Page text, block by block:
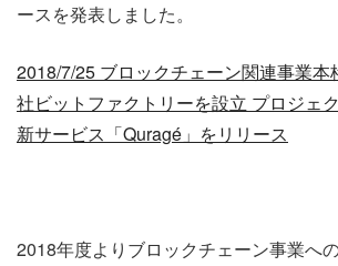
ースを発表しました。
2018/7/25 ブロックチェーン関連事業本
社ビットファクトリーを設立 プロジェ
新サービス「Quragé」をリリース
2018年度よりブロックチェーン事業へ